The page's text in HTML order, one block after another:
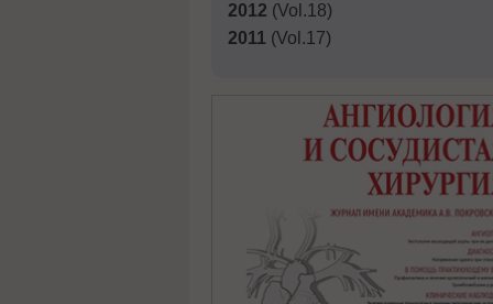
2012 (Vol.18)
2011 (Vol.17)